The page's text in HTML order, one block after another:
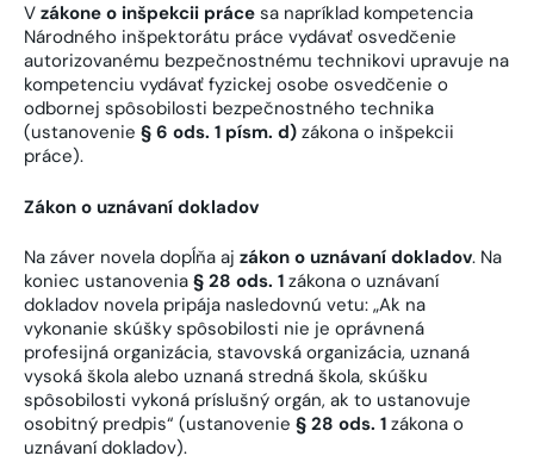
V zákone o inšpekcii práce sa napríklad kompetencia
Národného inšpektorátu práce vydávať osvedčenie
autorizovanému bezpečnostnému technikovi upravuje na
kompetenciu vydávať fyzickej osobe osvedčenie o
odbornej spôsobilosti bezpečnostného technika
(ustanovenie § 6 ods. 1 písm. d) zákona o inšpekcii
práce).
Zákon o uznávaní dokladov
Na záver novela dopĺňa aj zákon o uznávaní dokladov. Na
koniec ustanovenia § 28 ods. 1 zákona o uznávaní
dokladov novela pripája nasledovnú vetu: „Ak na
vykonanie skúšky spôsobilosti nie je oprávnená
profesijná organizácia, stavovská organizácia, uznaná
vysoká škola alebo uznaná stredná škola, skúšku
spôsobilosti vykoná príslušný orgán, ak to ustanovuje
osobitný predpis“ (ustanovenie § 28 ods. 1 zákona o
uznávaní dokladov).